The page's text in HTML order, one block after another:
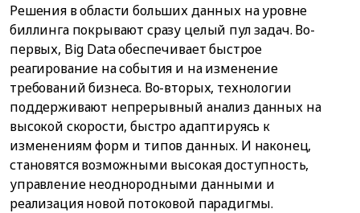
Решения в области больших данных на уровне
биллинга покрывают сразу целый пул задач. Во-
первых, Big Data обеспечивает быстрое
реагирование на события и на изменение
требований бизнеса. Во-вторых, технологии
поддерживают непрерывный анализ данных на
высокой скорости, быстро адаптируясь к
изменениям форм и типов данных. И наконец,
становятся возможными высокая доступность,
управление неоднородными данными и
реализация новой потоковой парадигмы.